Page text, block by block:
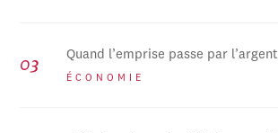
Quand l’emprise passe par l’argent
ÉCONOMIE